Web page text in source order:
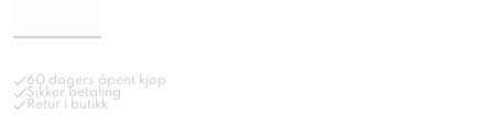
60 dagers åpent kjøp
Sikker betaling
Retur i butikk